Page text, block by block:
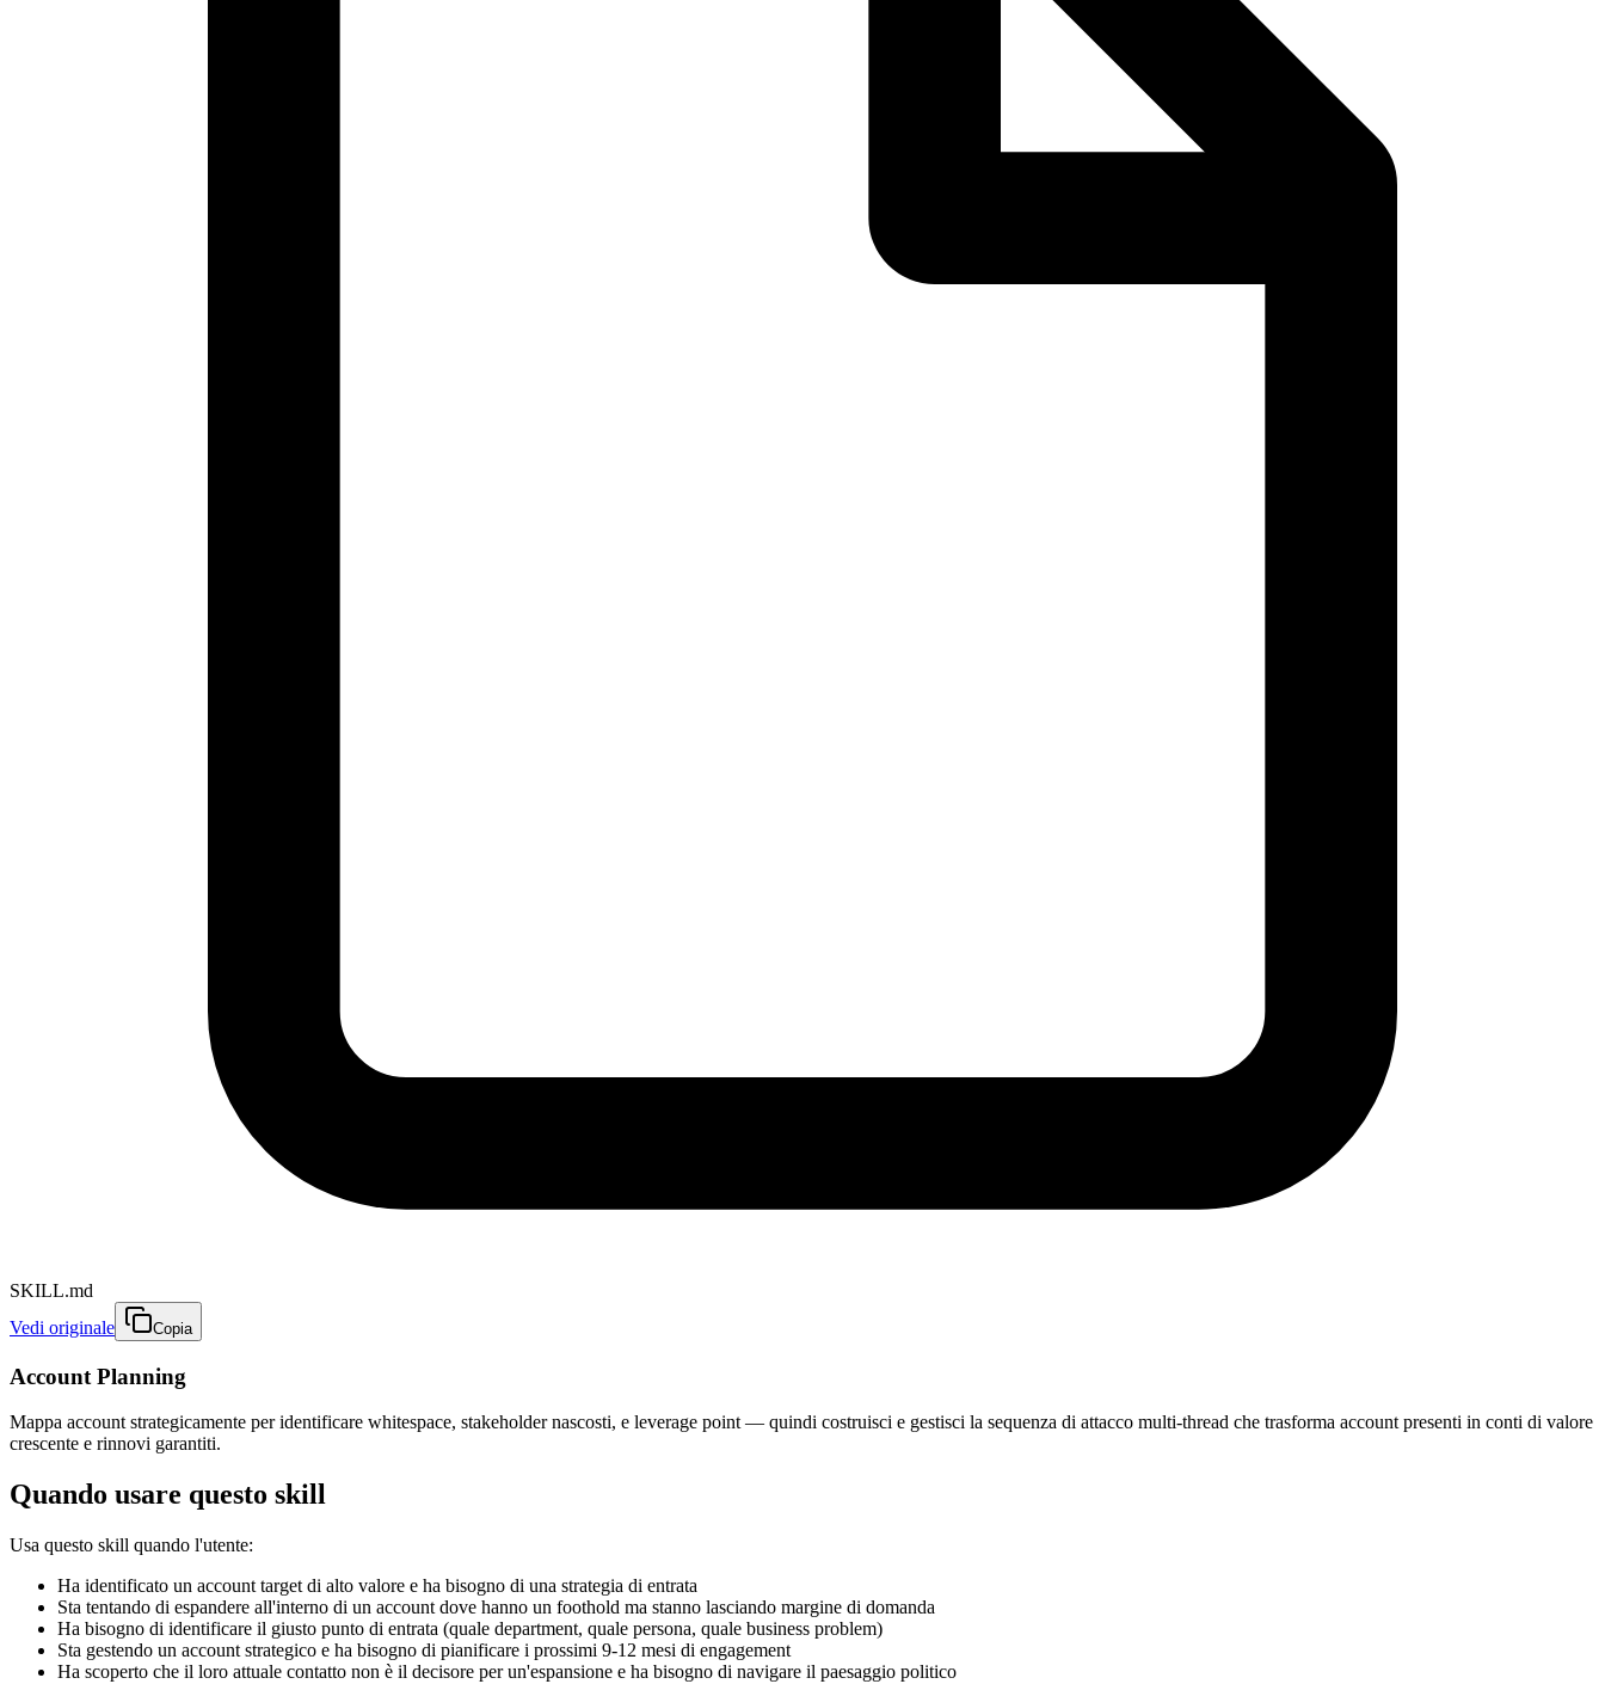
SKILL.md
Vedi originale
Copia
Account Planning
Mappa account strategicamente per identificare whitespace, stakeholder nascosti, e leverage point — quindi costruisci e gestisci la sequenza di attacco multi-thread che trasforma account presenti in conti di valore
crescente e rinnovi garantiti.
Quando usare questo skill
Usa questo skill quando l'utente:
Ha identificato un account target di alto valore e ha bisogno di una strategia di entrata
Sta tentando di espandere all'interno di un account dove hanno un foothold ma stanno lasciando margine di domanda
Ha bisogno di identificare il giusto punto di entrata (quale department, quale persona, quale business problem)
Sta gestendo un account strategico e ha bisogno di pianificare i prossimi 9-12 mesi di engagement
Ha scoperto che il loro attuale contatto non è il decisore per un'espansione e ha bisogno di navigare il paesaggio politico